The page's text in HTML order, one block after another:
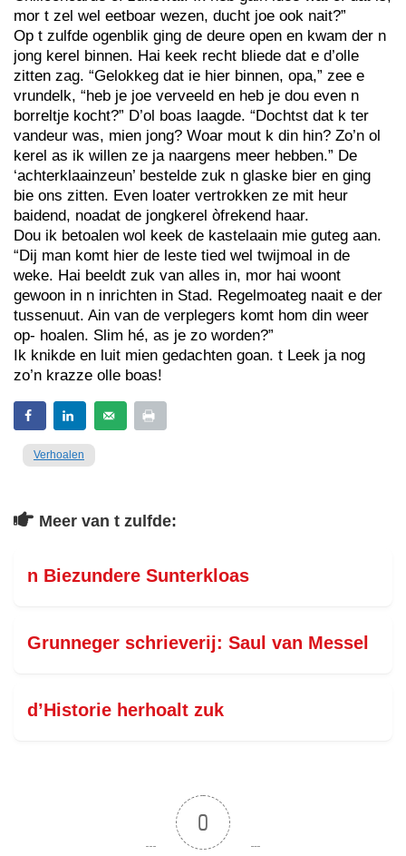
mor t zel wel eetboar wezen, ducht joe ook nait?”
Op t zulfde ogenblik ging de deure open en kwam der n
jong kerel binnen. Hai keek recht bliede dat e d’olle
zitten zag. “Gelokkeg dat ie hier binnen, opa,” zee e
vrundelk, “heb je joe verveeld en heb je dou even n
borreltje kocht?” D’ol boas laagde. “Dochtst dat k ter
vandeur was, mien jong? Woar mout k din hin? Zo’n ol
kerel as ik willen ze ja naargens meer hebben.” De
‘achterklaainzeun’ bestelde zuk n glaske bier en ging
bie ons zitten. Even loater vertrokken ze mit heur
baidend, noadat de jongkerel òfrekend haar.
Dou ik betoalen wol keek de kastelaain mie guteg aan.
“Dij man komt hier de leste tied wel twijmoal in de
weke. Hai beeldt zuk van alles in, mor hai woont
gewoon in n inrichten in Stad. Regelmoateg naait e der
tussenuut. Ain van de verplegers komt hom din weer
op- hoalen. Slim hé, as je zo worden?”
Ik knikde en luit mien gedachten goan. t Leek ja nog
zo’n krazze olle boas!
Verhoalen
Meer van t zulfde:
n Biezundere Sunterkloas
Grunneger schrieverij: Saul van Messel
d’Historie herhoalt zuk
0